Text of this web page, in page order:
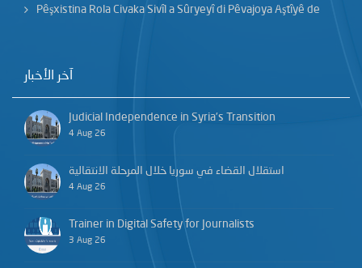
Pêşxistina Rola Civaka Sivîl a Sûryeyî di Pêvajoya Aştîyê de
آخر الأخبار
Judicial Independence in Syria’s Transition
4 Aug 26
استقلال القضاء في سوريا خلال المرحلة الانتقالية
4 Aug 26
Trainer in Digital Safety for Journalists
3 Aug 26